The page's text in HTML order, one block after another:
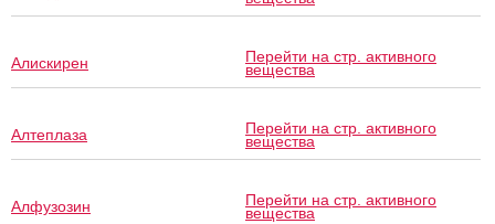
Алискирен Перейти на стр. активного
вещества
Алтеплаза Перейти на стр. активного
вещества
Алфузозин Перейти на стр. активного
вещества